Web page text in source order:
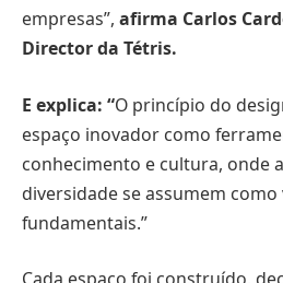
empresas”, afirma Carlos
Director da Tétris.
E explica: “O princípio do
espaço inovador como
conhecimento e cultura, onde
diversidade se assumem como
fundamentais.”